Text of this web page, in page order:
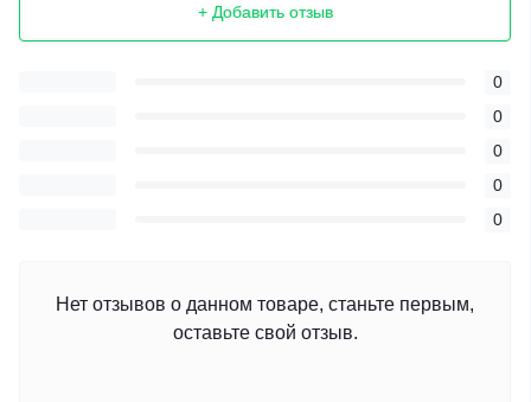
+ Добавить отзыв
0
0
0
0
0
Нет отзывов о данном товаре, станьте первым,
оставьте свой отзыв.